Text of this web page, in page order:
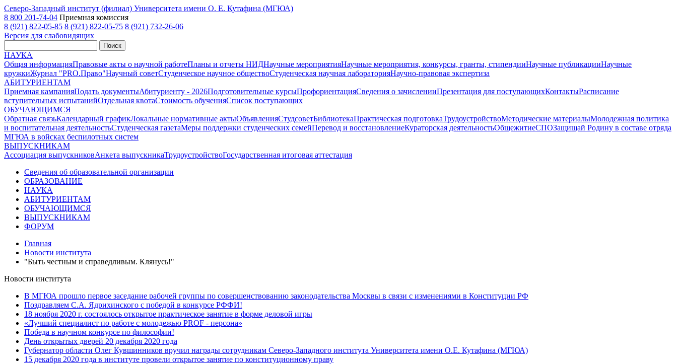
Северо-Западный институт (филиал) Университета имени О. Е. Кутафина (МГЮА)
8 800 201-74-04 Приемная комиссия
8 (921) 822-05-85 8 (921) 822-05-75 8 (921) 732-26-06
Версия для слабовидящих
Поиск
НАУКА
Общая информацияПравовые акты о научной работеПланы и отчеты НИДНаучные мероприятияНаучные мероприятия, конкурсы, гранты, стипендииНаучные публикацииНаучные
кружкиЖурнал "PRO.Право"Научный советСтуденческое научное обществоСтуденческая научная лабораторияНаучно-правовая экспертиза
АБИТУРИЕНТАМ
Приемная кампанияПодать документыАбитуриенту - 2026Подготовительные курсыПрофориентацияСведения о зачисленииПрезентация для поступающихКонтактыРасписание
вступительных испытанийОтдельная квотаСтоимость обученияCписок поступающих
ОБУЧАЮЩИМСЯ
Обратная связьКалендарный графикЛокальные нормативные актыОбъявленияСтудсоветБиблиотекаПрактическая подготовкаТрудоустройствоМетодические материалыМолодежная политика
и воспитательная деятельностьСтуденческая газетаМеры поддержки студенческих семейПеревод и восстановлениеКураторская деятельностьОбщежитиеСПОЗащищай Родину в составе отряда
МГЮА в войсках беспилотных систем
ВЫПУСКНИКАМ
Ассоциация выпускниковАнкета выпускникаТрудоустройствоГосударственная итоговая аттестация
Сведения об образовательной организации
ОБРАЗОВАНИЕ
НАУКА
АБИТУРИЕНТАМ
ОБУЧАЮЩИМСЯ
ВЫПУСКНИКАМ
ФОРУМ
Главная
Новости института
"Быть честным и справедливым. Клянусь!"
Новости института
В МГЮА прошло первое заседание рабочей группы по совершенствованию законодательства Москвы в связи с изменениями в Конституции РФ
Поздравляем С.А. Ядрихинского с победой в конкурсе РФФИ!
18 ноября 2020 г. состоялось открытое практическое занятие в форме деловой игры
«Лучший специалист по работе с молодежью PROF - персона»
Победа в научном конкурсе по философии!
День открытых дверей 20 декабря 2020 года
Губернатор области Олег Кувшинников вручил награды сотрудникам Северо-Западного института Университета имени О.Е. Кутафина (МГЮА)
15 декабря 2020 года в институте провели открытое занятие по конституционному праву